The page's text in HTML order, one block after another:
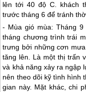
lên tới 40 độ C. khách
trước tháng 6 để tránh
- Mùa gió mùa: Tháng
tháng chương trình trái
trưng bởi những cơn
tăng lên. Là một thị trấn
và khả năng xảy ra ngập
nên theo dõi kỹ tình hình
gian này. Mặt khác, chi